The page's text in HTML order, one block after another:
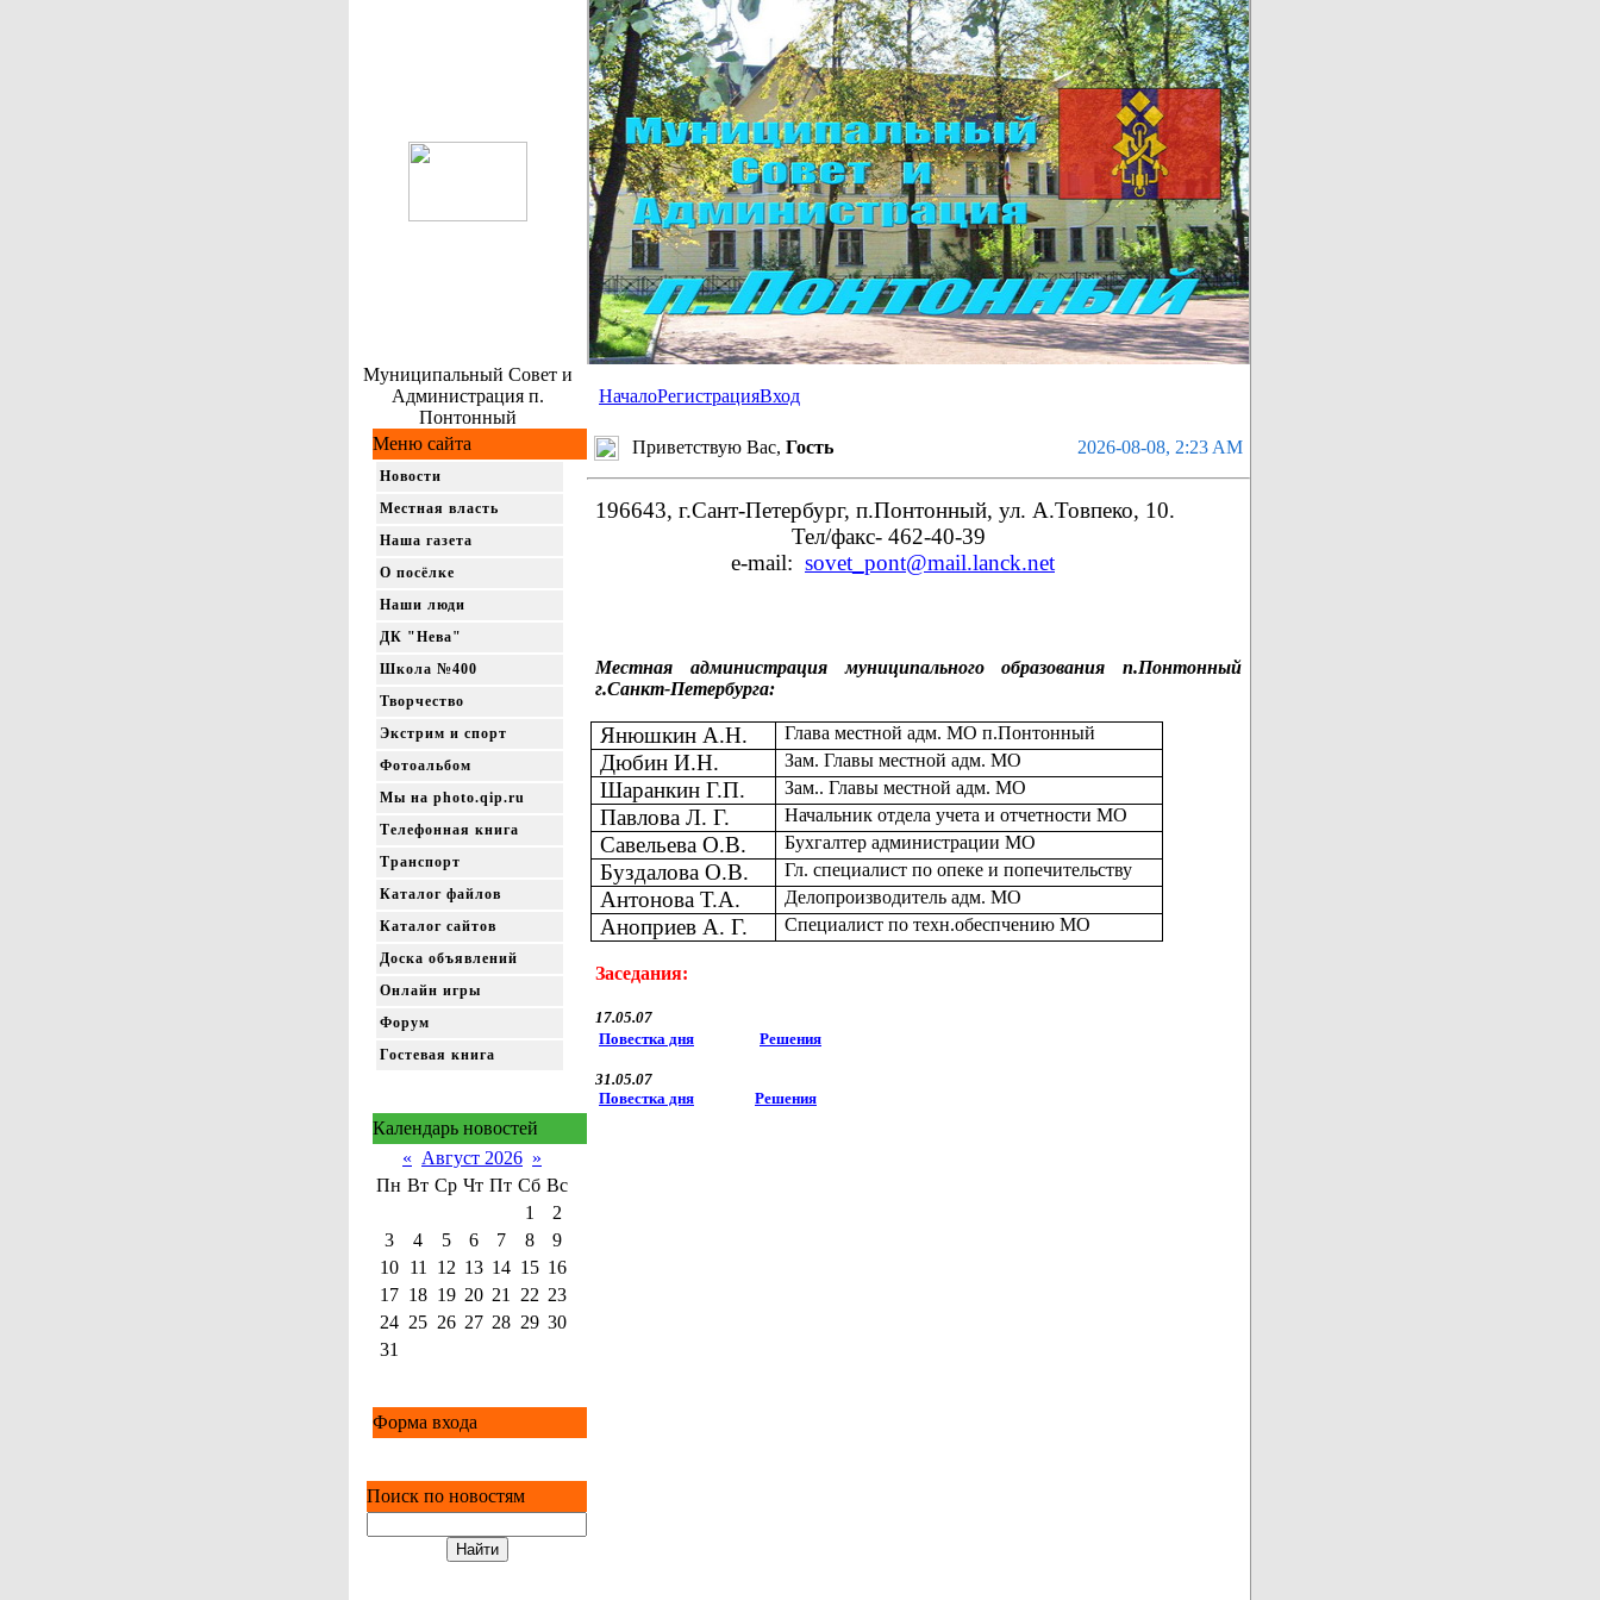
Муниципальный Совет и
Администрация п.
Понтонный
НачалоРегистрацияВход
Меню сайта
Новости
Местная власть
Наша газета
О посёлке
Наши люди
ДК "Нева"
Школа №400
Творчество
Экстрим и спорт
Фотоальбом
Мы на photo.qip.ru
Телефонная книга
Транспорт
Каталог файлов
Каталог сайтов
Доска объявлений
Онлайн игры
Форум
Гостевая книга
Календарь новостей
« Август 2026 »
Пн Вт Ср Чт Пт Сб Вс
1
2
3
4 5 6 7 8
9
10
11 12 13 14 15 16
17 18 19 20 21 22 23
24 25 26 27 28 29 30
31
Форма входа
Поиск по новостям
Приветствую Вас, Гость 2026-08-08, 2:23 AM
196643, г.Сант-Петербург, п.Понтонный, ул. А.Товпеко, 10.
Тел/факс- 462-40-39
e-mail: sovet_pont@mail.lanck.net
Местная администрация муниципального образования п.Понтонный
г.Санкт-Петербурга:
Янюшкин А.Н. Глава местной адм. МО п.Понтонный
Дюбин И.Н. Зам. Главы местной адм. МО
Шаранкин Г.П. Зам.. Главы местной адм. МО
Павлова Л. Г. Начальник отдела учета и отчетности МО
Савельева О.В. Бухгалтер администрации МО
Буздалова О.В. Гл. специалист по опеке и попечительству
Антонова Т.А. Делопроизводитель адм. МО
Аноприев А. Г. Специалист по техн.обеспчению МО
Заседания:
17.05.07
Повестка дня
Решения
31.05.07
Повестка дня
Решения